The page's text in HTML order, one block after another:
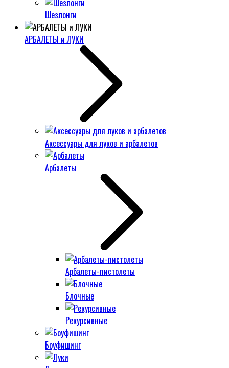
Шезлонги
АРБАЛЕТЫ и ЛУКИ
Аксессуары для луков и арбалетов
Арбалеты
Арбалеты-пистолеты
Блочные
Рекурсивные
Боуфишинг